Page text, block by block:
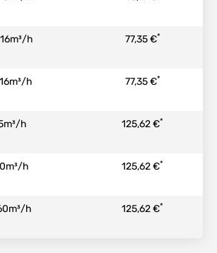
h 77,35 €*
h 77,35 €*
h 125,62 €*
h 125,62 €*
h 125,62 €*